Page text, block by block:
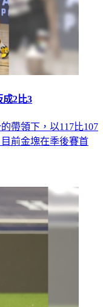
2比3
帶領下，以117比107
前金塊在季後賽首